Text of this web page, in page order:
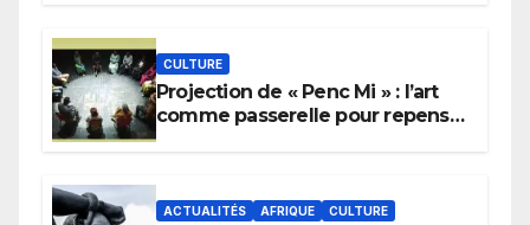
CULTURE
Projection de « Penc Mi » : l’art
comme passerelle pour repenser
ACTUALITÉS AFRIQUE CULTURE